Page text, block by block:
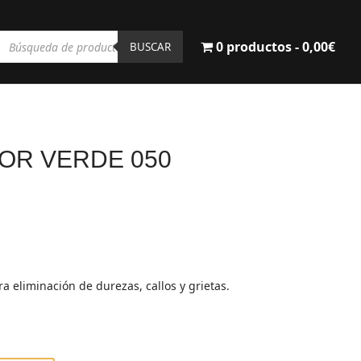
BUSCAR 0 productos 0,00€
VERDE 050
eliminación de durezas, callos y grietas.